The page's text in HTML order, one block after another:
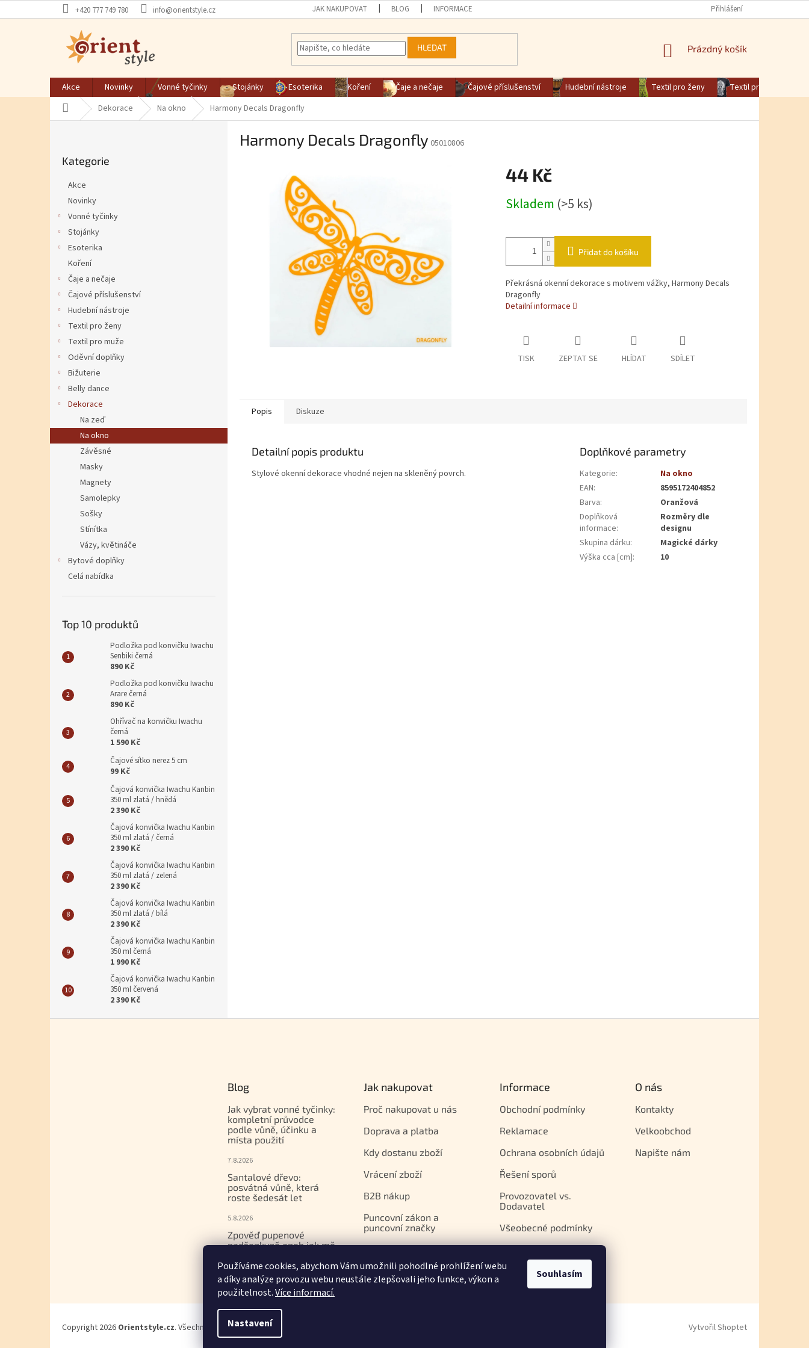
Používáme cookies, abychom Vám umožnili pohodlné prohlížení webu
a díky analýze provozu webu neustále zlepšovali jeho funkce, výkon a
použitelnost.Více informací.
Nastavení
Souhlasím
+420 777 749 780 info@orientstyle.cz JAK NAKUPOVAT BLOG INFORMACE Přihlášení
HLEDAT NÁKUPNÍ KOŠÍK
Prázdný košík
Akce Novinky Vonné tyčinky Stojánky Esoterika Koření Čaje a nečaje Čajové příslušenství Hudební nástroje Textil pro ženy
Textil pro muže
Domů Dekorace Na okno Harmony Decals Dragonfly
Kategorie
Akce
Novinky
Vonné tyčinky
Stojánky
Esoterika
Koření
Čaje a nečaje
Čajové příslušenství
Hudební nástroje
Textil pro ženy
Textil pro muže
Oděvní doplňky
Bižuterie
Belly dance
Dekorace
Na zeď
Na okno
Závěsné
Masky
Magnety
Samolepky
Sošky
Stínítka
Vázy, květináče
Bytové doplňky
Celá nabídka
Top 10 produktů
Podložka pod konvičku Iwachu
Senbiki černá
890 Kč
Podložka pod konvičku Iwachu
Arare černá
890 Kč
Ohřívač na konvičku Iwachu
černá
1 590 Kč
Čajové sítko nerez 5 cm
99 Kč
Čajová konvička Iwachu Kanbin
350 ml zlatá / hnědá
2 390 Kč
Čajová konvička Iwachu Kanbin
350 ml zlatá / černá
2 390 Kč
Čajová konvička Iwachu Kanbin
350 ml zlatá / zelená
2 390 Kč
Čajová konvička Iwachu Kanbin
350 ml zlatá / bílá
2 390 Kč
Čajová konvička Iwachu Kanbin
350 ml černá
1 990 Kč
Čajová konvička Iwachu Kanbin
350 ml červená
2 390 Kč
Harmony Decals Dragonfly 05010806
44 Kč
Skladem (>5 ks)
Přidat do košíku
Překrásná okenní dekorace s motivem vážky, Harmony Decals
Dragonfly
Detailní informace
TISK ZEPTAT SE HLÍDAT SDÍLET
Popis Diskuze
Detailní popis produktu
Stylové okenní dekorace vhodné nejen na skleněný povrch.
Doplňkové parametry
Kategorie:
Na okno
EAN:
8595172404852
Barva:
Oranžová
Doplňková
informace:
Rozměry dle
designu
Skupina dárku:
Magické dárky
Výška cca [cm]: 10
Blog
Jak vybrat vonné tyčinky:
kompletní průvodce
podle vůně, účinku a
místa použití
7.8.2026
Santalové dřevo:
posvátná vůně, která
roste šedesát let
5.8.2026
Zpověď pupenové
nadšenkyně aneb jak mě
gemmoterapií
17.7.2026
Jak nakupovat
Proč nakupovat u nás
Doprava a platba
Kdy dostanu zboží
Vrácení zboží
B2B nákup
Puncovní zákon a
puncovní značky
Platební brána Comgate
Informace
Obchodní podmínky
Reklamace
Ochrana osobních údajů
Řešení sporů
Provozovatel vs.
Dodavatel
Všeobecné podmínky
O nás
Kontakty
Velkoobchod
Napište nám
Vytvořil Shoptet
Copyright 2026 Orientstyle.cz. Všechna práva vyhrazena.